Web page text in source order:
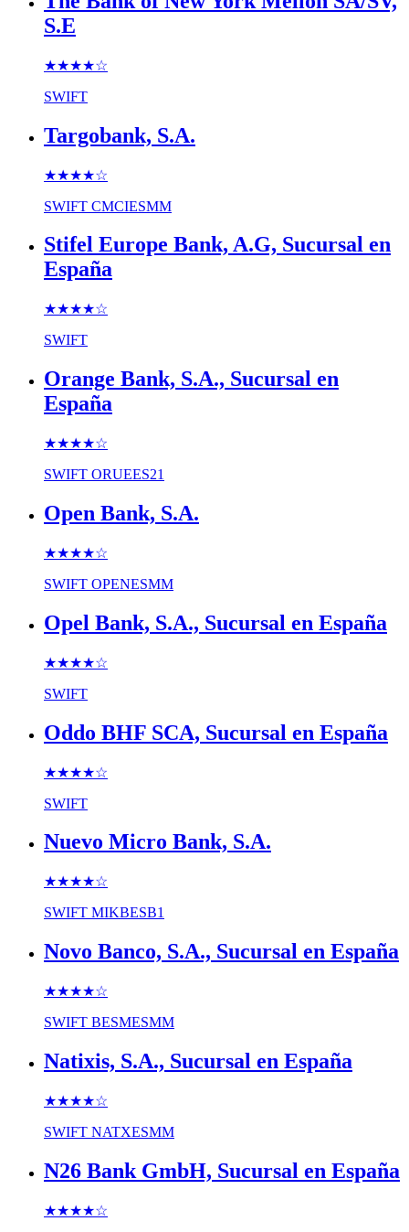
S.E
★★★★☆
SWIFT
Targobank, S.A.
★★★★☆
SWIFT CMCIESMM
Stifel Europe Bank, A.G, Sucursal en
España
★★★★☆
SWIFT
Orange Bank, S.A., Sucursal en
España
★★★★☆
SWIFT ORUEES21
Open Bank, S.A.
★★★★☆
SWIFT OPENESMM
Opel Bank, S.A., Sucursal en España
★★★★☆
SWIFT
Oddo BHF SCA, Sucursal en España
★★★★☆
SWIFT
Nuevo Micro Bank, S.A.
★★★★☆
SWIFT MIKBESB1
Novo Banco, S.A., Sucursal en España
★★★★☆
SWIFT BESMESMM
Natixis, S.A., Sucursal en España
★★★★☆
SWIFT NATXESMM
N26 Bank GmbH, Sucursal en España
★★★★☆